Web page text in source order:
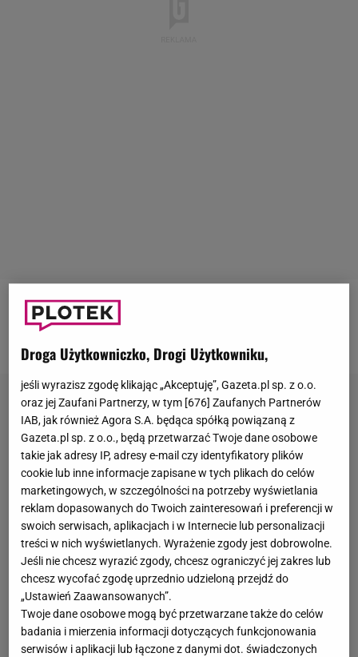
Najlepsza rada jaką kiedykolwiek otrzymałeś? Od
Droga Użytkowniczko, Drogi Użytkowniku,
jeśli wyrazisz zgodę klikając „Akceptuję”, Gazeta.pl sp. z o.o.
oraz jej Zaufani Partnerzy, w tym [676] Zaufanych Partnerów
IAB, jak również Agora S.A. będąca spółką powiązaną z
Gazeta.pl sp. z o.o., będą przetwarzać Twoje dane osobowe
takie jak adresy IP, adresy e-mail czy identyfikatory plików
cookie lub inne informacje zapisane w tych plikach do celów
marketingowych, w szczególności na potrzeby wyświetlania
reklam dopasowanych do Twoich zainteresowań i preferencji w
swoich serwisach, aplikacjach i w Internecie lub personalizacji
treści w nich wyświetlanych. Wyrażenie zgody jest dobrowolne.
Jeśli nie chcesz wyrazić zgody, chcesz ograniczyć jej zakres lub
chcesz wycofać zgodę uprzednio udzieloną przejdź do
„Ustawień Zaawansowanych”.
Twoje dane osobowe mogą być przetwarzane także do celów
badania i mierzenia informacji dotyczących funkcjonowania
serwisów i aplikacji lub łączone z danymi dot. świadczonych